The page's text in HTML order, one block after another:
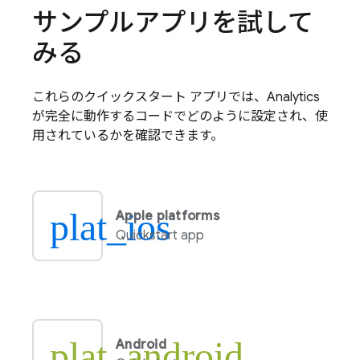
サンプルアプリを試して
みる
これらのクイックスタート アプリでは、 Analytics
が完全に動作するコードでどのように設定され、使
用されているかを確認できます。
plat_ios
Apple platforms
Quickstart app
Android